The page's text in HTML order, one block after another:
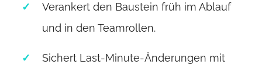
Verankert den Baustein früh im Ablauf
und in den Teamrollen.
Sichert Last-Minute-Änderungen mit